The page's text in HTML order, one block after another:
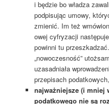
i będzie bo władza
podpisując umowy,
zmienić. Im też
owej cyfryzacji
powinni tu
„nowoczesność”
uzasadniała
przepisach podatkowych,
najważniejsze (i mniej
podatkowego nie są